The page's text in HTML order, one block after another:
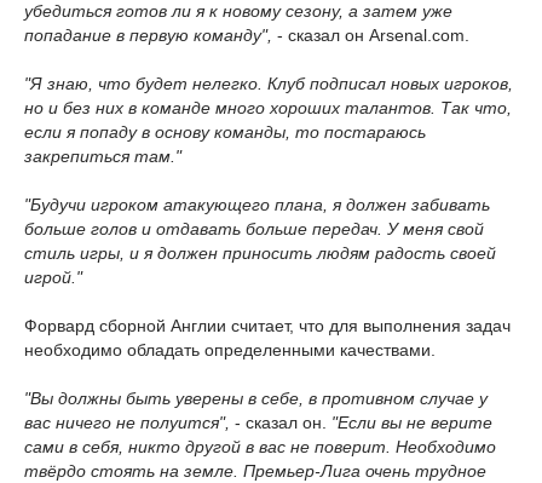
убедиться готов ли я к новому сезону, а затем уже
попадание в первую команду", - сказал он Arsenal.com.
"Я знаю, что будет нелегко. Клуб подписал новых игроков,
но и без них в команде много хороших талантов. Так что,
если я попаду в основу команды, то постараюсь
закрепиться там."
"Будучи игроком атакующего плана, я должен забивать
больше голов и отдавать больше передач. У меня свой
стиль игры, и я должен приносить людям радость своей
игрой."
Форвард сборной Англии считает, что для выполнения задач
необходимо обладать определенными качествами.
"Вы должны быть уверены в себе, в противном случае у
вас ничего не полуится", - сказал он. "Если вы не верите
сами в себя, никто другой в вас не поверит. Необходимо
твёрдо стоять на земле. Премьер-Лига очень трудное